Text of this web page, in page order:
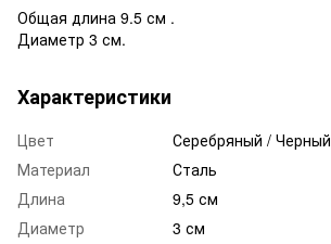
Общая длина 9.5 см .
Диаметр 3 см.
Характеристики
Цвет
Серебряный / Черный
Материал
Сталь
Длина
9,5 см
Диаметр
3 см